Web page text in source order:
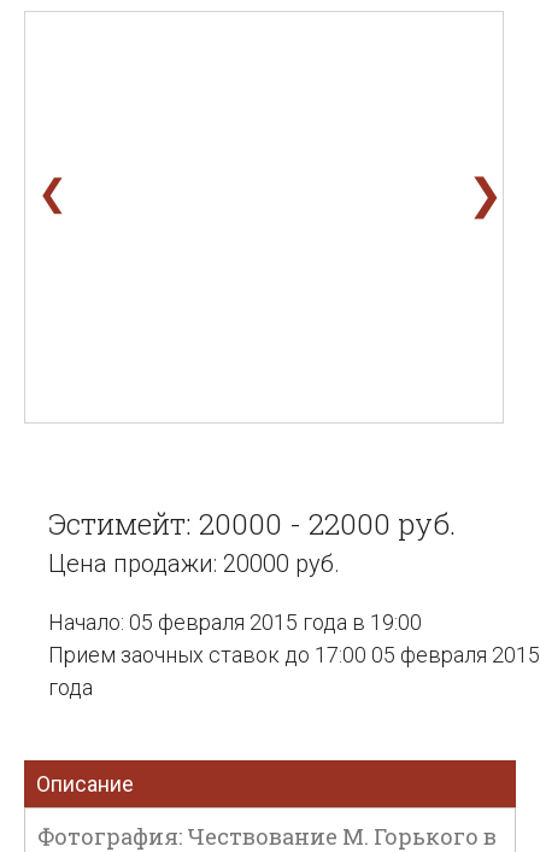
❮ ❯
Эстимейт: 20000 - 22000 руб.
Цена продажи: 20000 руб.
Начало: 05 февраля 2015 года в 19:00
Прием заочных ставок до 17:00 05 февраля 2015
года
Описание
Фотография: Чествование М. Горького в